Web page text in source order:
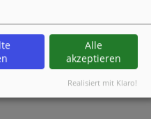
Alle
akzeptieren
Realisiert mit Klaro!